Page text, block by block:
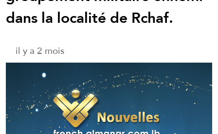
dans la localité de Rchaf.
il y a 2 mois